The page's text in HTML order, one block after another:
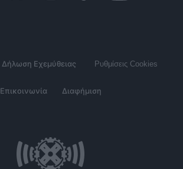
Δήλωση Εχεμύθειας Ρυθμίσεις Cookies
Επικοινωνία Διαφήμιση